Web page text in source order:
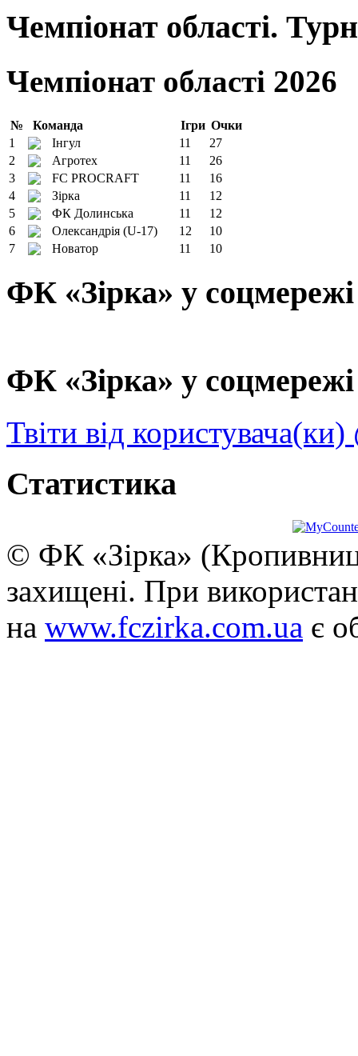
Чемпіонат області.
Чемпіонат області 2026
№ Команда Ігри Очки
1
Інгул 11
27
2
Агротех 11
26
3
FC PROCRAFT 11
16
4
Зірка 11
12
5
ФК Долинська 11
12
6
Олександрія (U-17) 12
10
7
Новатор 11 10
ФК «Зірка» у
ФК «Зірка» у
Твіти від
Статистика
© ФК «Зірка»
захищені. При
на www.fczirka.com.ua є